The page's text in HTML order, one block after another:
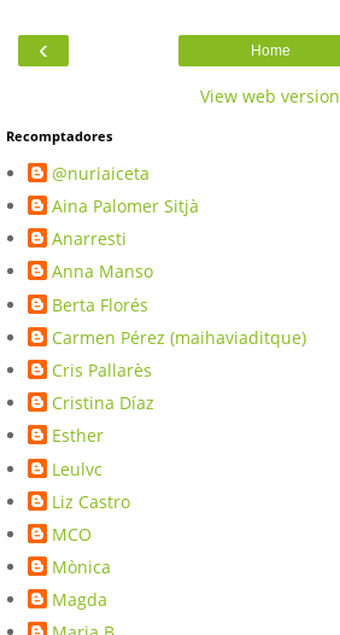
‹ Home
View web version
Recomptadores
@nuriaiceta
Aina Palomer Sitjà
Anarresti
Anna Manso
Berta Florés
Carmen Pérez (maihaviaditque)
Cris Pallarès
Cristina Díaz
Esther
Leulvc
Liz Castro
MCO
Mònica
Magda